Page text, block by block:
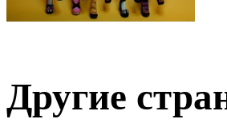
Другие